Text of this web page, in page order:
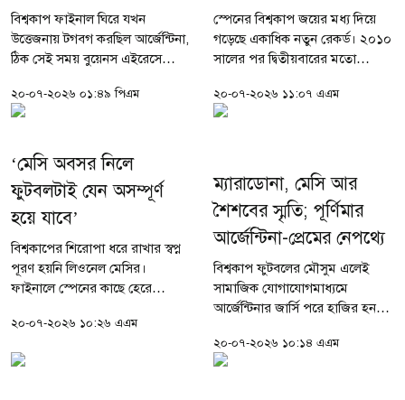
বিশ্বকাপ ফাইনাল ঘিরে যখন
উত্তেজনায় টগবগ করছিল আর্জেন্টিনা,
ঠিক সেই সময় বুয়েনস এইরেসে
মৃত্যু হয়েছে। দেশটির জরুরি
চিকিৎসাসেবা সংস্থা এসএএমই
২০-০৭-২০২৬ ০১:৪৯ পিএম
স্পেনের বিশ্বকাপ জয়ের মধ্য দিয়ে
গড়েছে একাধিক নতুন রেকর্ড। ২০১০
সালের পর দ্বিতীয়বারের মতো
টুর্নামেন্টজুড়ে মাত্র একটি গোল হজম
করে এবং সাতটি ক্লিনশিট রেখে
২০-০৭-২০২৬ ১১:০৭ এএম
‘মেসি অবসর নিলে
ফুটবলটাই যেন অসম্পূর্ণ
হয়ে যাবে’
বিশ্বকাপের শিরোপা ধরে রাখার স্বপ্ন
পূরণ হয়নি লিওনেল মেসির।
ফাইনালে স্পেনের কাছে হেরে
করেছে আর্জেন্টিনা। তবে ট্রফি না
জিতলেও পুরো আসরে নিজের
নৈপুণ্যে...
২০-০৭-২০২৬ ১০:২৬ এএম
ম্যারাডোনা, মেসি আর
শৈশবের স্মৃতি; পূর্ণিমার
আর্জেন্টিনা-প্রেমের নেপথ্যে
বিশ্বকাপ ফুটবলের মৌসুম এলেই
সামাজিক যোগাযোগমাধ্যমে
আর্জেন্টিনার জার্সি পরে হাজির হন
হানিফ পূর্ণিমা। অনেকেই জানতে চান,
কেন তিনি আর্জেন্টিনার সমর্থক?...
২০-০৭-২০২৬ ১০:১৪ এএম